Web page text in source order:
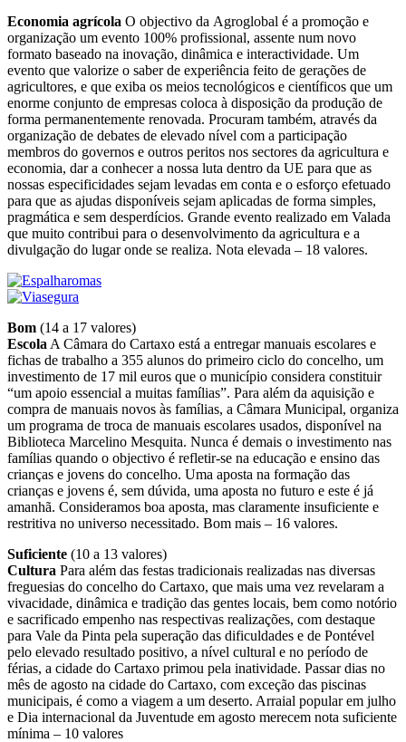
Economia agrícola O objectivo da Agroglobal é a promoção e
organização um evento 100% profissional, assente num novo
formato baseado na inovação, dinâmica e interactividade. Um
evento que valorize o saber de experiência feito de gerações de
agricultores, e que exiba os meios tecnológicos e científicos que um
enorme conjunto de empresas coloca à disposição da produção de
forma permanentemente renovada. Procuram também, através da
organização de debates de elevado nível com a participação
membros do governos e outros peritos nos sectores da agricultura e
economia, dar a conhecer a nossa luta dentro da UE para que as
nossas especificidades sejam levadas em conta e o esforço efetuado
para que as ajudas disponíveis sejam aplicadas de forma simples,
pragmática e sem desperdícios. Grande evento realizado em Valada
que muito contribui para o desenvolvimento da agricultura e a
divulgação do lugar onde se realiza. Nota elevada – 18 valores.
Bom (14 a 17 valores)
Escola A Câmara do Cartaxo está a entregar manuais escolares e
fichas de trabalho a 355 alunos do primeiro ciclo do concelho, um
investimento de 17 mil euros que o município considera constituir
“um apoio essencial a muitas famílias”. Para além da aquisição e
compra de manuais novos às famílias, a Câmara Municipal, organiza
um programa de troca de manuais escolares usados, disponível na
Biblioteca Marcelino Mesquita. Nunca é demais o investimento nas
famílias quando o objectivo é refletir-se na educação e ensino das
crianças e jovens do concelho. Uma aposta na formação das
crianças e jovens é, sem dúvida, uma aposta no futuro e este é já
amanhã. Consideramos boa aposta, mas claramente insuficiente e
restritiva no universo necessitado. Bom mais – 16 valores.
Suficiente (10 a 13 valores)
Cultura Para além das festas tradicionais realizadas nas diversas
freguesias do concelho do Cartaxo, que mais uma vez revelaram a
vivacidade, dinâmica e tradição das gentes locais, bem como notório
e sacrificado empenho nas respectivas realizações, com destaque
para Vale da Pinta pela superação das dificuldades e de Pontével
pelo elevado resultado positivo, a nível cultural e no período de
férias, a cidade do Cartaxo primou pela inatividade. Passar dias no
mês de agosto na cidade do Cartaxo, com exceção das piscinas
municipais, é como a viagem a um deserto. Arraial popular em julho
e Dia internacional da Juventude em agosto merecem nota suficiente
mínima – 10 valores